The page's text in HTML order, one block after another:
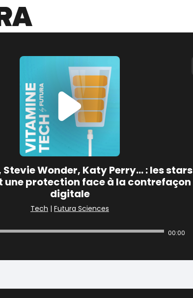
Stevie Wonder, Katy Perry... : les stars
une protection face à la contrefaçon
digitale
Tech | Futura Sciences
00:00